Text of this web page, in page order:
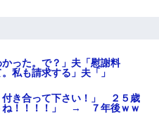
た。どう扱ったらいいのかわ
頃にはすっかり女叩きに洗脳
暮らししたいと言い出した。
かった。で？」夫「慰謝料
私も請求する」夫「」
付き合って下さい！」 ２５歳
ね！！！！」 → ７年後ｗｗ